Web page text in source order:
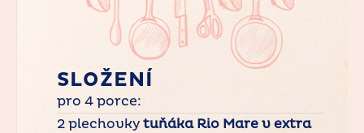
SLOŽENÍ
pro 4 porce:
2 plechovky tuňáka Rio Mare v extra